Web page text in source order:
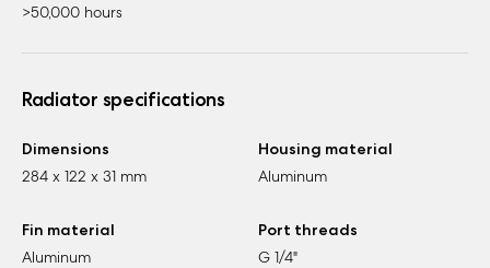
>50,000 hours
Radiator specifications
Dimensions
284 x 122 x 31 mm
Housing material
Aluminum
Fin material
Aluminum
Port threads
G 1/4"